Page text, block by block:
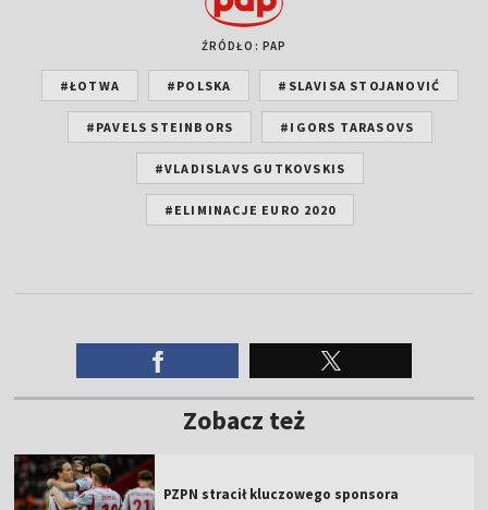
ŹRÓDŁO: PAP
#ŁOTWA #POLSKA #SLAVISA STOJANOVIĆ
#PAVELS STEINBORS #IGORS TARASOVS
#VLADISLAVS GUTKOVSKIS
#ELIMINACJE EURO 2020
Zobacz też
PZPN stracił kluczowego sponsora